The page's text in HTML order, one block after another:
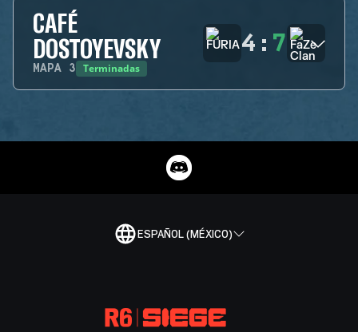
CAFÉ
DOSTOYEVSKY
MAPA 3 Terminadas
4 : 7
ESPAÑOL (MÉXICO)